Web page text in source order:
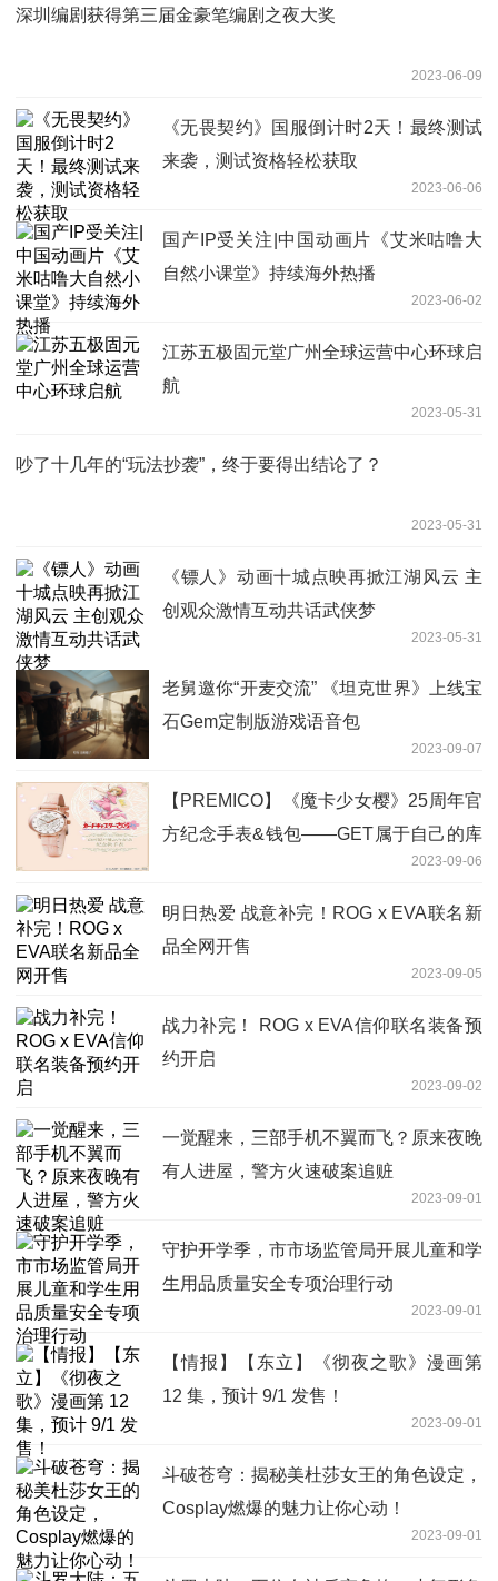
深圳编剧获得第三届金豪笔编剧之夜大奖
2023-06-09
《无畏契约》国服倒计时2天！最终测试
来袭，测试资格轻松获取
2023-06-06
国产IP受关注|中国动画片《艾米咕噜大
自然小课堂》持续海外热播
2023-06-02
江苏五极固元堂广州全球运营中心环球启
航
2023-05-31
吵了十几年的“玩法抄袭”，终于要得出结论了？
2023-05-31
《镖人》动画十城点映再掀江湖风云 主
创观众激情互动共话武侠梦
2023-05-31
老舅邀你“开麦交流” 《坦克世界》上线宝
石Gem定制版游戏语音包
2023-09-07
【PREMICO】《魔卡少女樱》25周年官
方纪念手表&钱包——GET属于自己的库
2023-09-06
明日热爱 战意补完！ROG x EVA联名新
品全网开售
2023-09-05
战力补完！ ROG x EVA信仰联名装备预
约开启
2023-09-02
一觉醒来，三部手机不翼而飞？原来夜晚
有人进屋，警方火速破案追赃
2023-09-01
守护开学季，市市场监管局开展儿童和学
生用品质量安全专项治理行动
2023-09-01
【情报】【东立】《彻夜之歌》漫画第
12 集，预计 9/1 发售！
2023-09-01
斗破苍穹：揭秘美杜莎女王的角色设定，
Cosplay燃爆的魅力让你心动！
2023-09-01